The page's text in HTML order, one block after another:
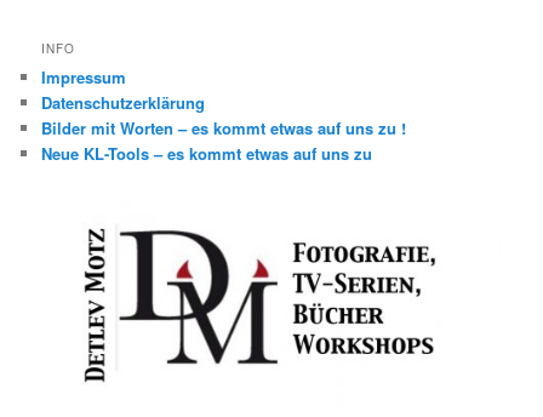
INFO
Impressum
Datenschutzerklärung
Bilder mit Worten – es kommt etwas auf uns zu !
Neue KL-Tools – es kommt etwas auf uns zu